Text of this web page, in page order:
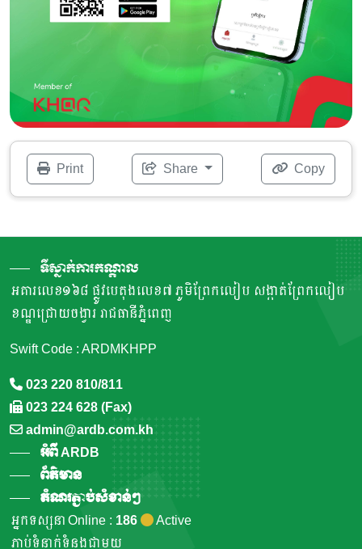
Print Share Copy
ទីស្នាក់ការកណ្តាល
អគារលេខ១៦៨ ផ្លូវបេតុងលេខ៧ ភូមិព្រែកលៀប សង្កាត់ព្រែកលៀប
ខណ្ឌជ្រោយចង្វារ រាជធានីភ្នំពេញ
Swift Code : ARDMKHPP
023 220 810/811
023 224 628 (Fax)
admin@ardb.com.kh
អំពី ARDB
ព័ត៌មាន
តំណរភ្ជាប់សំខាន់ៗ
អ្នកទស្សនា Online : 186
Active
ភ្ជាប់ទំនាក់ទំនងជាមួយ